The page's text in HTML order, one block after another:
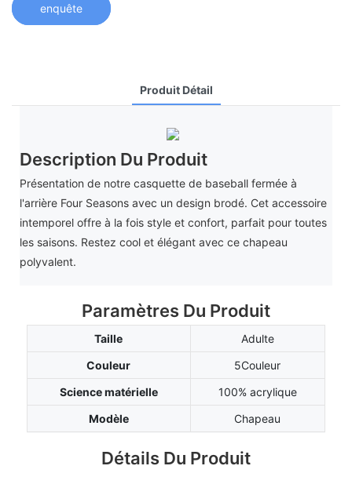
enquête
Produit Détail
Description Du Produit
Présentation de notre casquette de baseball fermée à
l'arrière Four Seasons avec un design brodé. Cet accessoire
intemporel offre à la fois style et confort, parfait pour toutes
les saisons. Restez cool et élégant avec ce chapeau
polyvalent.
Paramètres Du Produit
Taille
Adulte
Couleur
5Couleur
Science matérielle
100% acrylique
Modèle
Chapeau
Détails Du Produit